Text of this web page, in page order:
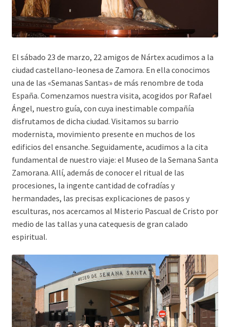
El sábado 23 de marzo, 22 amigos de Nártex acudimos a la
ciudad castellano-leonesa de Zamora. En ella conocimos
una de las «Semanas Santas» de más renombre de toda
España. Comenzamos nuestra visita, acogidos por Rafael
Ángel, nuestro guía, con cuya inestimable compañía
disfrutamos de dicha ciudad. Visitamos su barrio
modernista, movimiento presente en muchos de los
edificios del ensanche. Seguidamente, acudimos a la cita
fundamental de nuestro viaje: el Museo de la Semana Santa
Zamorana. Allí, además de conocer el ritual de las
procesiones, la ingente cantidad de cofradías y
hermandades, las precisas explicaciones de pasos y
esculturas, nos acercamos al Misterio Pascual de Cristo por
medio de las tallas y una catequesis de gran calado
espiritual.